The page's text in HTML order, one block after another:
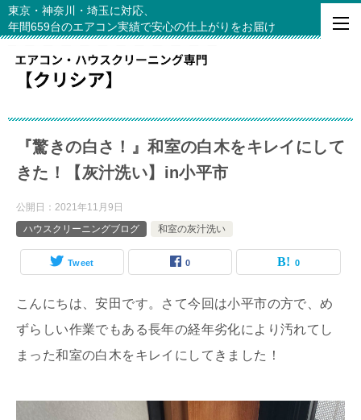
東京・神奈川・埼玉に対応、
年間659台のエアコン実績で安心の仕上がりをお届け
『驚きの白さ！』和室の白木をキレイにして
きた！【灰汁洗い】in小平市
公開日： 2021年11月9日
ハウスクリーニングブログ
和室の灰汁洗い
Tweet 0 0
こんにちは、安田です。さて今回は小平市の方で、め
ずらしい作業でもある長年の経年劣化により汚れてし
まった和室の白木をキレイにしてきました！